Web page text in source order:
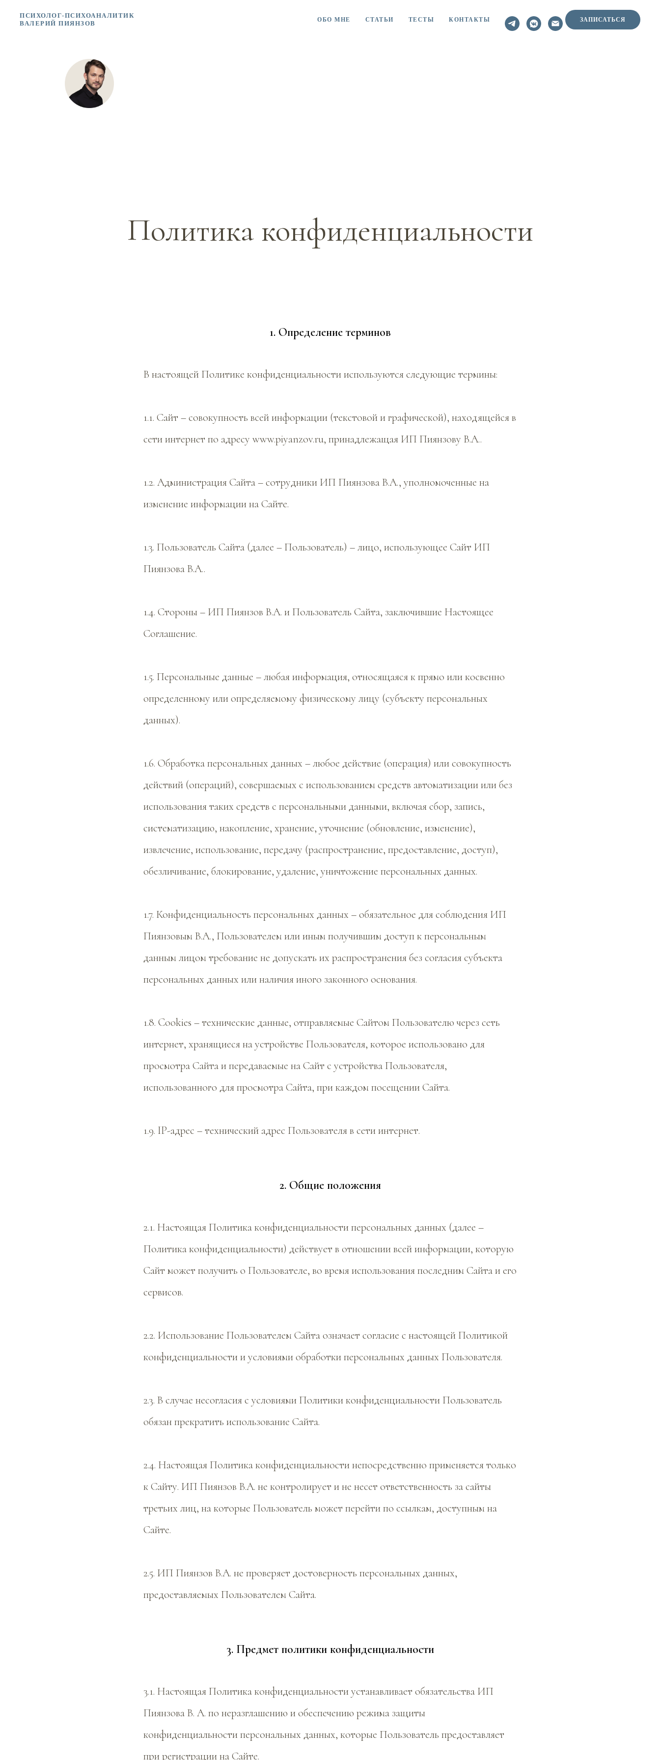
ПСИХОЛОГ-ПСИХОАНАЛИТИК
ВАЛЕРИЙ ПИЯНЗОВ
ОБО МНЕ СТАТЬИ ТЕСТЫ КОНТАКТЫ ЗАПИСАТЬСЯ
Политика конфиденциальности
1. Определение терминов
В настоящей Политике конфиденциальности используются следующие термины:
1.1. Сайт – совокупность всей информации (текстовой и графической), находящейся в
сети интернет по адресу www.piyanzov.ru, принадлежащая ИП Пиянзову В.А..
1.2. Администрация Сайта – сотрудники ИП Пиянзова В.А., уполномоченные на
изменение информации на Сайте.
1.3. Пользователь Сайта (далее – Пользователь) – лицо, использующее Сайт ИП
Пиянзова В.А..
1.4. Стороны – ИП Пиянзов В.А. и Пользователь Сайта, заключившие Настоящее
Соглашение.
1.5. Персональные данные – любая информация, относящаяся к прямо или косвенно
определенному или определяемому физическому лицу (субъекту персональных
данных).
1.6. Обработка персональных данных – любое действие (операция) или совокупность
действий (операций), совершаемых с использованием средств автоматизации или без
использования таких средств с персональными данными, включая сбор, запись,
систематизацию, накопление, хранение, уточнение (обновление, изменение),
извлечение, использование, передачу (распространение, предоставление, доступ),
обезличивание, блокирование, удаление, уничтожение персональных данных.
1.7. Конфиденциальность персональных данных – обязательное для соблюдения ИП
Пиянзовым В.А., Пользователем или иным получившим доступ к персональным
данным лицом требование не допускать их распространения без согласия субъекта
персональных данных или наличия иного законного основания.
1.8. Cookies – технические данные, отправляемые Сайтом Пользователю через сеть
интернет, хранящиеся на устройстве Пользователя, которое использовано для
просмотра Сайта и передаваемые на Сайт с устройства Пользователя,
использованного для просмотра Сайта, при каждом посещении Сайта.
1.9. IP-адрес – технический адрес Пользователя в сети интернет.
2. Общие положения
2.1. Настоящая Политика конфиденциальности персональных данных (далее –
Политика конфиденциальности) действует в отношении всей информации, которую
Сайт может получить о Пользователе, во время использования последним Сайта и его
сервисов.
2.2. Использование Пользователем Сайта означает согласие с настоящей Политикой
конфиденциальности и условиями обработки персональных данных Пользователя.
2.3. В случае несогласия с условиями Политики конфиденциальности Пользователь
обязан прекратить использование Сайта.
2.4. Настоящая Политика конфиденциальности непосредственно применяется только
к Сайту. ИП Пиянзов В.А. не контролирует и не несет ответственность за сайты
третьих лиц, на которые Пользователь может перейти по ссылкам, доступным на
Сайте.
2.5. ИП Пиянзов В.А. не проверяет достоверность персональных данных,
предоставляемых Пользователем Сайта.
3. Предмет политики конфиденциальности
3.1. Настоящая Политика конфиденциальности устанавливает обязательства ИП
Пиянзова В. А. по неразглашению и обеспечению режима защиты
конфиденциальности персональных данных, которые Пользователь предоставляет
при регистрации на Сайте.